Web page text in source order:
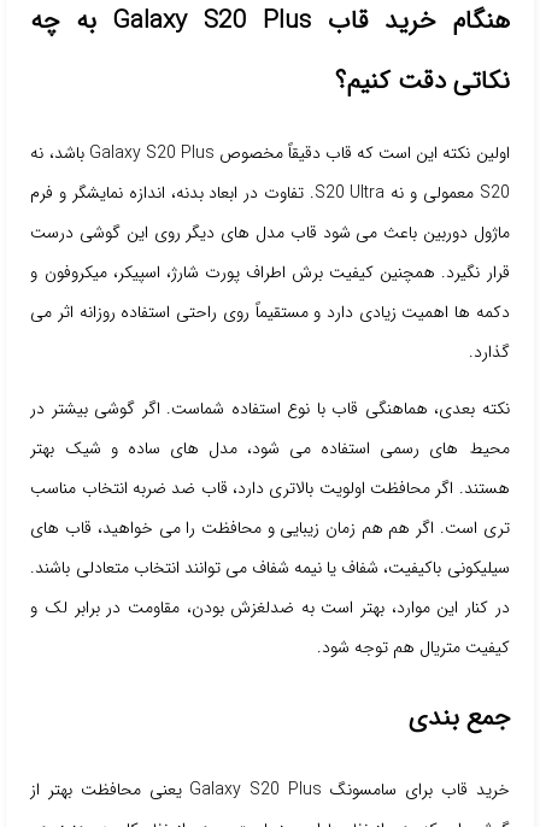
هنگام خرید قاب Galaxy S20 Plus به چه
نکاتی دقت کنیم؟
اولین نکته این است که قاب دقیقاً مخصوص Galaxy S20 Plus باشد، نه
S20 معمولی و نه S20 Ultra. تفاوت در ابعاد بدنه، اندازه نمایشگر و فرم
ماژول دوربین باعث می شود قاب مدل های دیگر روی این گوشی درست
قرار نگیرد. همچنین کیفیت برش اطراف پورت شارژ، اسپیکر، میکروفون و
دکمه ها اهمیت زیادی دارد و مستقیماً روی راحتی استفاده روزانه اثر می
گذارد.
نکته بعدی، هماهنگی قاب با نوع استفاده شماست. اگر گوشی بیشتر در
محیط های رسمی استفاده می شود، مدل های ساده و شیک بهتر
هستند. اگر محافظت اولویت بالاتری دارد، قاب ضد ضربه انتخاب مناسب
تری است. اگر هم هم زمان زیبایی و محافظت را می خواهید، قاب های
سیلیکونی باکیفیت، شفاف یا نیمه شفاف می توانند انتخاب متعادلی باشند.
در کنار این موارد، بهتر است به ضدلغزش بودن، مقاومت در برابر لک و
کیفیت متریال هم توجه شود.
جمع بندی
خرید قاب برای سامسونگ Galaxy S20 Plus یعنی محافظت بهتر از